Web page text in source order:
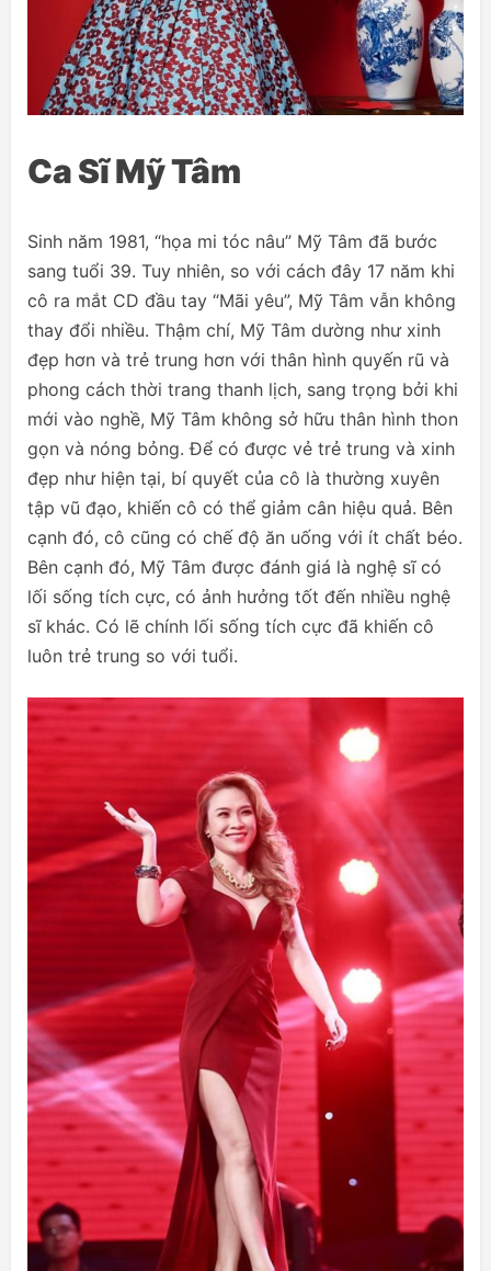
Ca Sĩ Mỹ Tâm
Sinh năm 1981, “họa mi tóc nâu” Mỹ Tâm đã bước
sang tuổi 39. Tuy nhiên, so với cách đây 17 năm khi
cô ra mắt CD đầu tay “Mãi yêu”, Mỹ Tâm vẫn không
thay đổi nhiều. Thậm chí, Mỹ Tâm dường như xinh
đẹp hơn và trẻ trung hơn với thân hình quyến rũ và
phong cách thời trang thanh lịch, sang trọng bởi khi
mới vào nghề, Mỹ Tâm không sở hữu thân hình thon
gọn và nóng bỏng. Để có được vẻ trẻ trung và xinh
đẹp như hiện tại, bí quyết của cô là thường xuyên
tập vũ đạo, khiến cô có thể giảm cân hiệu quả. Bên
cạnh đó, cô cũng có chế độ ăn uống với ít chất béo.
Bên cạnh đó, Mỹ Tâm được đánh giá là nghệ sĩ có
lối sống tích cực, có ảnh hưởng tốt đến nhiều nghệ
sĩ khác. Có lẽ chính lối sống tích cực đã khiến cô
luôn trẻ trung so với tuổi.